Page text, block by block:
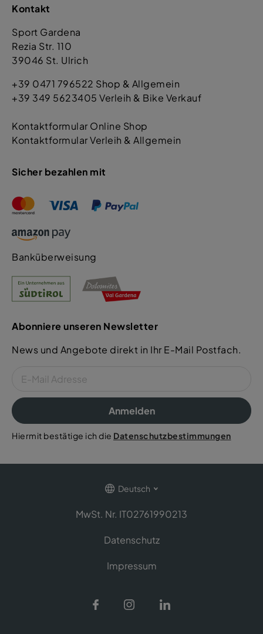
Kontakt
Sport Gardena
Rezia Str. 110
39046 St. Ulrich
+39 0471 796522 Shop & Allgemein
+39 349 5623405 Verleih & Bike Verkauf
Kontaktformular Online Shop
Kontaktformular Verleih & Allgemein
Sicher bezahlen mit
Banküberweisung
Abonniere unseren Newsletter
News und Angebote direkt in Ihr E-Mail Postfach.
Anmelden
Hiermit bestätige ich die Datenschutzbestimmungen
Deutsch
MwSt. Nr. IT02761990213
Datenschutz
Impressum